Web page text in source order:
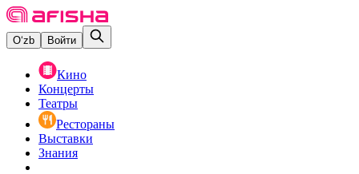
O‘zb Войти
Кино
Концерты
Театры
Рестораны
Выставки
Знания